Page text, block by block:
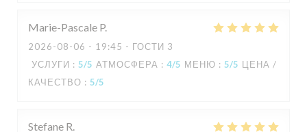
Marie-Pascale P
2026-08-06 - 19:45 - ГОСТИ 3
УСЛУГИ : 5/5 АТМОСФЕРА : 4/5 МЕНЮ : 5/5 ЦЕНА /
КАЧЕСТВО : 5/5
Stefane R